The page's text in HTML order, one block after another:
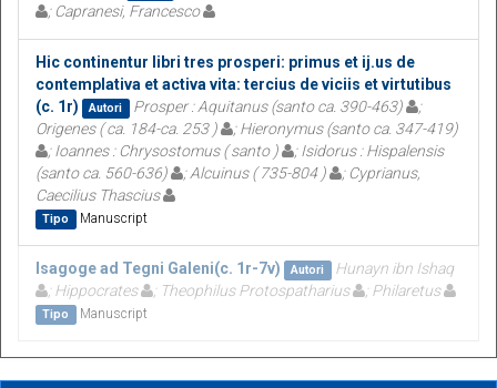
; Capranesi, Francesco
Hic continentur libri tres prosperi: primus et ij.us de
contemplativa et activa vita: tercius de viciis et virtutibus
(c. 1r)
Autori Prosper : Aquitanus (santo ca. 390-463)
;
Origenes ( ca. 184-ca. 253 )
; Hieronymus (santo ca. 347-419)
; Ioannes : Chrysostomus ( santo )
; Isidorus : Hispalensis
(santo ca. 560-636)
; Alcuinus ( 735-804 )
; Cyprianus,
Caecilius Thascius
Tipo Manuscript
Isagoge ad Tegni Galeni(c. 1r-7v) Autori
Hunayn ibn Ishaq
; Hippocrates
; Theophilus Protospatharius ; Philaretus
Tipo Manuscript